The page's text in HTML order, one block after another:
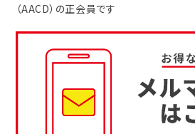
（AACD） の正会員です